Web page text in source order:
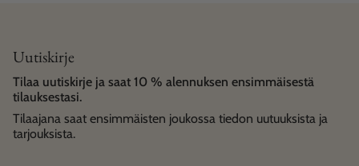
Uutiskirje
Tilaa uutiskirje ja saat 10 % alennuksen ensimmäisestä
tilauksestasi.
Tilaajana saat ensimmäisten joukossa tiedon uutuuksista ja
tarjouksista.